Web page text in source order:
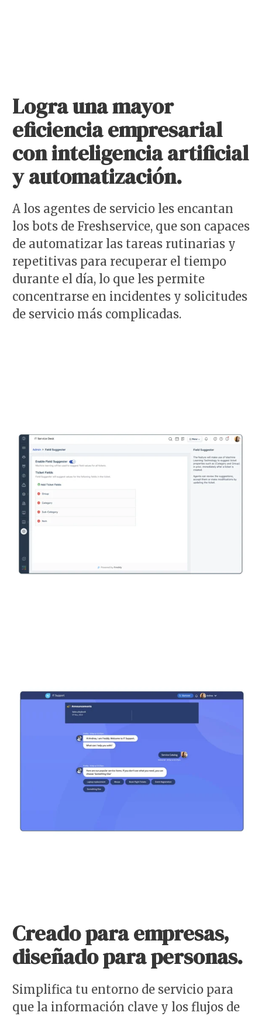
Logra una mayor
eficiencia empresarial
con inteligencia artificial
y automatización.
A los agentes de servicio les encantan
los bots de Freshservice, que son capaces
de automatizar las tareas rutinarias y
repetitivas para recuperar el tiempo
durante el día, lo que les permite
concentrarse en incidentes y solicitudes
de servicio más complicadas.
Creado para empresas,
diseñado para personas.
Simplifica tu entorno de servicio para
que la información clave y los flujos de